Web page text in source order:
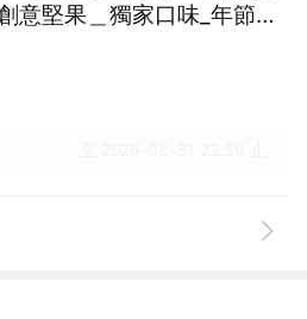
意堅果＿獨家口味_年節禮